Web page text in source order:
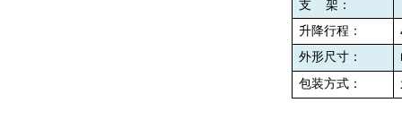
支
架：
升降行程：
外形尺寸：
包装方式：